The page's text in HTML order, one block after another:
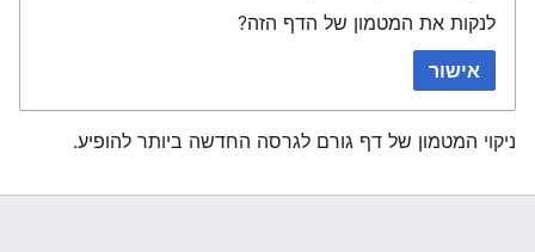
לנקות את המטמון של הדף הזה?
אישור
ניקוי המטמון של דף גורם לגרסה החדשה ביותר להופיע.